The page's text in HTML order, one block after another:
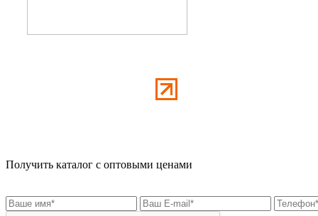
Получить каталог с оптовыми ценами